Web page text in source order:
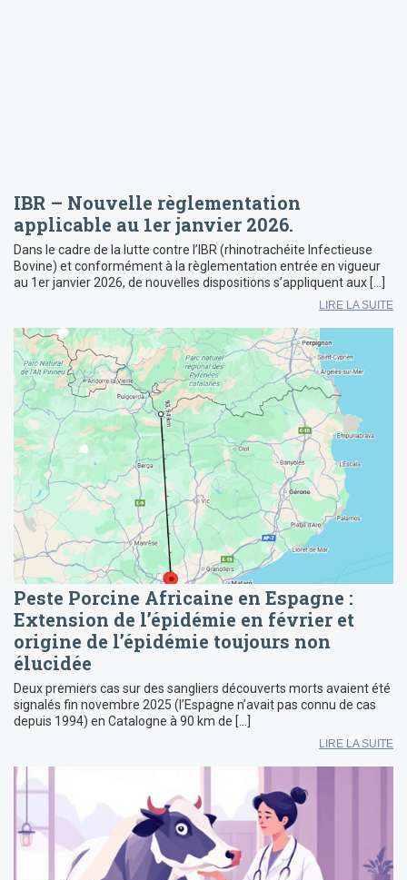
IBR – Nouvelle règlementation
applicable au 1er janvier 2026.
Dans le cadre de la lutte contre l’IBR (rhinotrachéite Infectieuse
Bovine) et conformément à la règlementation entrée en vigueur
au 1er janvier 2026, de nouvelles dispositions s’appliquent aux […]
LIRE LA SUITE
Peste Porcine Africaine en Espagne :
Extension de l’épidémie en février et
origine de l’épidémie toujours non
élucidée
Deux premiers cas sur des sangliers découverts morts avaient été
signalés fin novembre 2025 (l’Espagne n’avait pas connu de cas
depuis 1994) en Catalogne à 90 km de […]
LIRE LA SUITE